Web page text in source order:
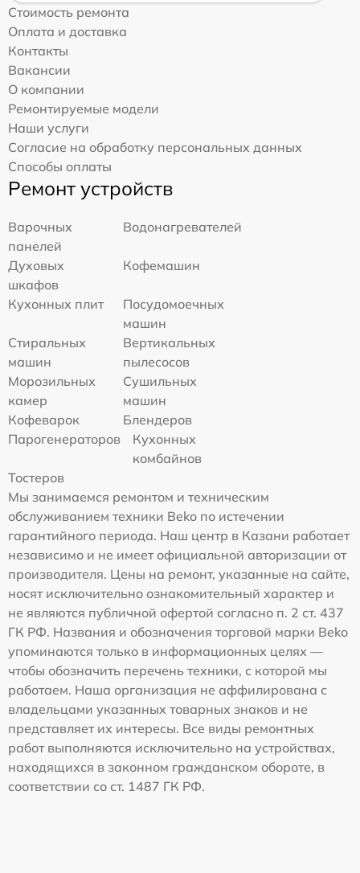
Стоимость ремонта
Оплата и доставка
Контакты
Вакансии
О компании
Ремонтируемые модели
Наши услуги
Согласие на обработку персональных данных
Способы оплаты
Ремонт устройств
Варочных
панелей
Водонагревателей
Духовых
шкафов
Кофемашин
Кухонных плит
Посудомоечных
машин
Стиральных
машин
Вертикальных
пылесосов
Морозильных
камер
Сушильных
машин
Кофеварок
Блендеров
Парогенераторов
Кухонных
комбайнов
Тостеров
Мы занимаемся ремонтом и техническим
обслуживанием техники Beko по истечении
гарантийного периода. Наш центр в Казани работает
независимо и не имеет официальной авторизации от
производителя. Цены на ремонт, указанные на сайте,
носят исключительно ознакомительный характер и
не являются публичной офертой согласно п. 2 ст. 437
ГК РФ. Названия и обозначения торговой марки Beko
упоминаются только в информационных целях —
чтобы обозначить перечень техники, с которой мы
работаем. Наша организация не аффилирована с
владельцами указанных товарных знаков и не
представляет их интересы. Все виды ремонтных
работ выполняются исключительно на устройствах,
находящихся в законном гражданском обороте, в
соответствии со ст. 1487 ГК РФ.